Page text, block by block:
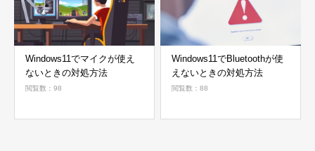
Windows11でマイクが使え
ないときの対処方法
閲覧数：98
Windows11でBluetoothが使
えないときの対処方法
閲覧数：88